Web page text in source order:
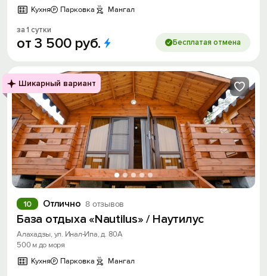
Кухня
Парковка Мангал
за 1 сутки
от3 500 руб. Бесплатая отмена
Шикарный вариант
Отлично 8 отзывов
10
База отдыха «Nautilus» / Наутилус
Алахадзы, ул. Инал-Ипа, д. 80А
500 м до моря
Кухня
Парковка Мангал